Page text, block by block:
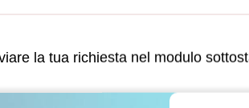
la tua richiesta nel modulo